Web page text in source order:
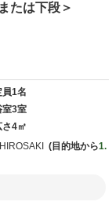
たは下段＞
員1名
室3室
さ4㎡
目的地から1.